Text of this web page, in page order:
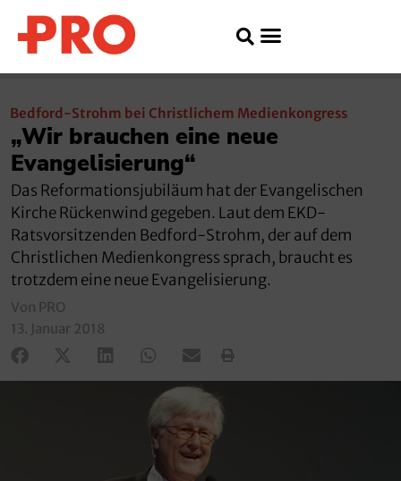
Bedford-Strohm bei Christlichem Medienkongress
„Wir brauchen eine neue
Evangelisierung“
Das Reformationsjubiläum hat der Evangelischen
Kirche Rückenwind gegeben. Laut dem EKD-
Ratsvorsitzenden Bedford-Strohm, der auf dem
Christlichen Medienkongress sprach, braucht es
trotzdem eine neue Evangelisierung.
Von PRO
13. Januar 2018